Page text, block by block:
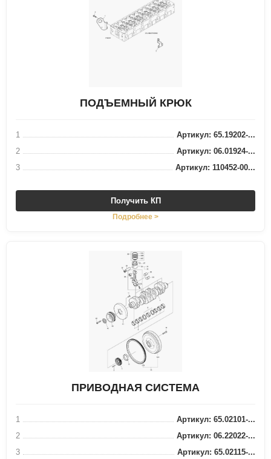
ПОДЪЕМНЫЙ КРЮК
1
Артикул: 65.19202-...
2
Артикул: 06.01924-...
3
Артикул: 110452-00...
Получить КП
Подробнее >
ПРИВОДНАЯ СИСТЕМА
1
Артикул: 65.02101-...
2
Артикул: 06.22022-...
3
Артикул: 65.02115-...